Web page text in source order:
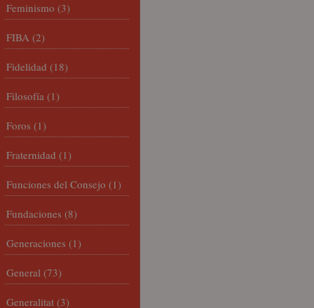
Feminismo (3)
FIBA (2)
Fidelidad (18)
Filosofía (1)
Foros (1)
Fraternidad (1)
Funciones del Consejo (1)
Fundaciones (8)
Generaciones (1)
General (73)
Generalitat (3)